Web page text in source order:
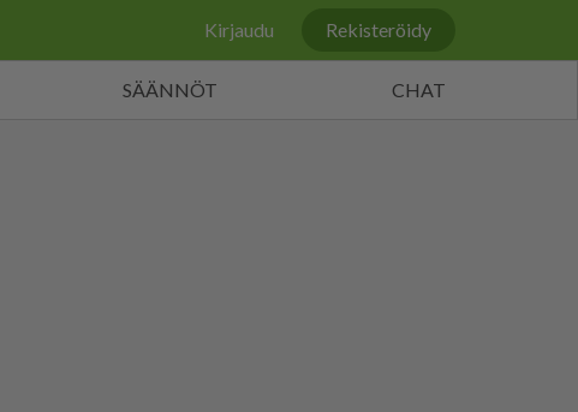
Kirjaudu Rekisteröidy
SÄÄNNÖT CHAT